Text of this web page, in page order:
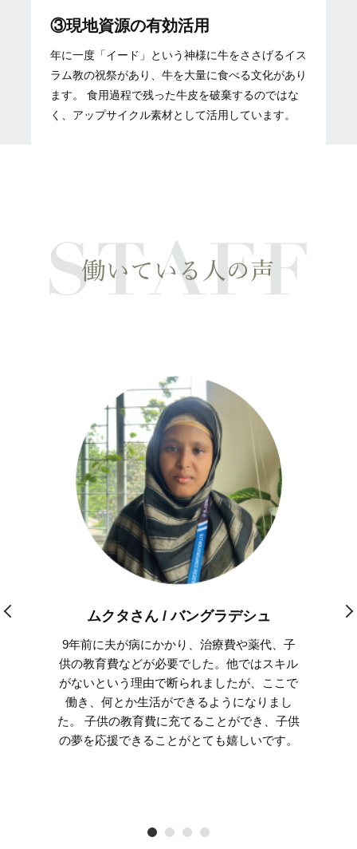
③現地資源の有効活用
年に一度「イード」という神様に牛をささげるイス
ラム教の祝祭があり、牛を大量に食べる文化があり
ます。 食用過程で残った牛皮を破棄するのではな
く、アップサイクル素材として活用しています。
ムクタさん / バングラデシュ
9年前に夫が病にかかり、治療費や薬代、子
供の教育費などが必要でした。他ではスキル
がないという理由で断られましたが、ここで
働き、何とか生活ができるようになりまし
た。 子供の教育費に充てることができ、子供
の夢を応援できることがとても嬉しいです。